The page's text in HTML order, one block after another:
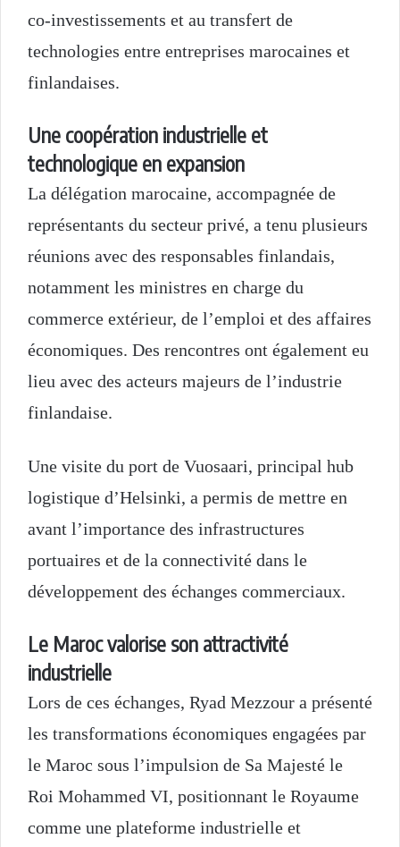
co-investissements et au transfert de
technologies entre entreprises marocaines et
finlandaises.
Une coopération industrielle et
technologique en expansion
La délégation marocaine, accompagnée de
représentants du secteur privé, a tenu plusieurs
réunions avec des responsables finlandais,
notamment les ministres en charge du
commerce extérieur, de l’emploi et des affaires
économiques. Des rencontres ont également eu
lieu avec des acteurs majeurs de l’industrie
finlandaise.
Une visite du port de Vuosaari, principal hub
logistique d’Helsinki, a permis de mettre en
avant l’importance des infrastructures
portuaires et de la connectivité dans le
développement des échanges commerciaux.
Le Maroc valorise son attractivité
industrielle
Lors de ces échanges, Ryad Mezzour a présenté
les transformations économiques engagées par
le Maroc sous l’impulsion de Sa Majesté le
Roi Mohammed VI, positionnant le Royaume
comme une plateforme industrielle et